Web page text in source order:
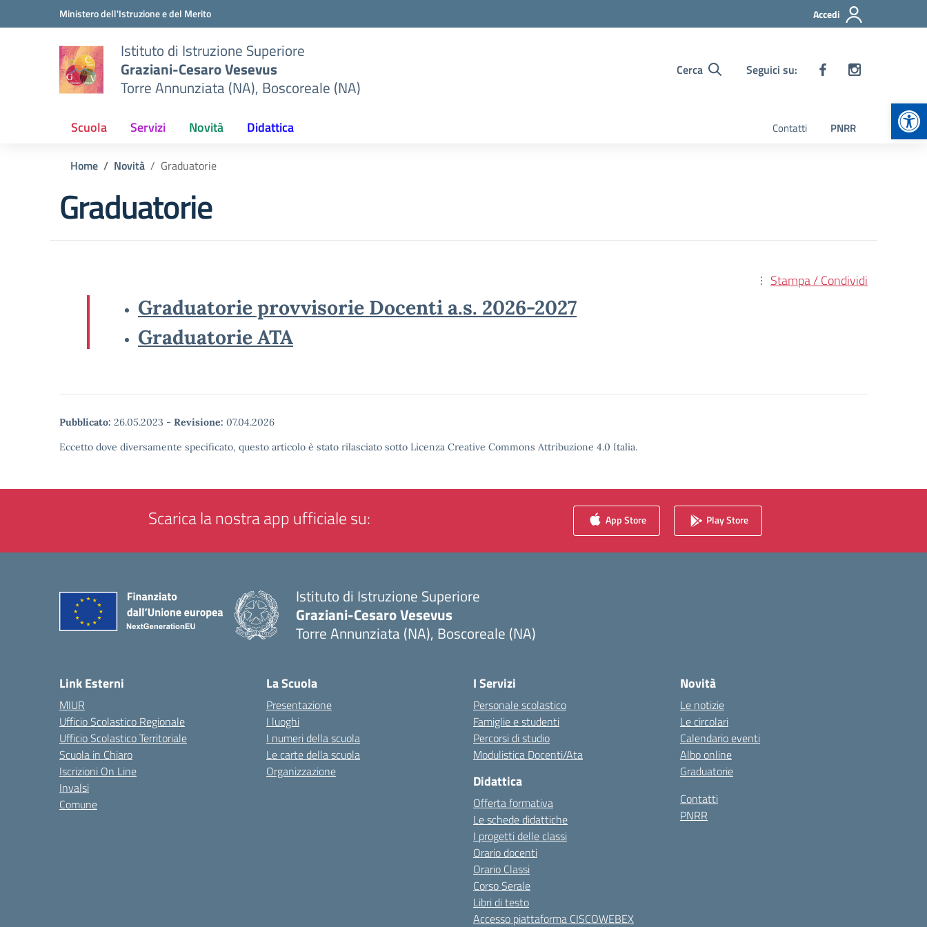
Vai ai contenuti
Vai al menu di navigazioneMinistero dell'Istruzione e del Merito Accedi
Istituto di Istruzione Superiore
Graziani-Cesaro Vesevus
Torre Annunziata (NA), Boscoreale (NA)
Cerca Seguici su:
Scuola Servizi Novità Didattica Contatti PNRR
Home Novità Graduatorie
Graduatorie
Stampa / Condividi
Graduatorie provvisorie Docenti a.s. 2026-2027
Graduatorie ATA
Pubblicato: 26.05.2023 - Revisione: 07.04.2026
Eccetto dove diversamente specificato, questo articolo è stato rilasciato sotto Licenza Creative Commons Attribuzione 4.0 Italia.
Scarica la nostra app ufficiale su: App Store Play Store
Istituto di Istruzione Superiore
Graziani-Cesaro Vesevus
Torre Annunziata (NA), Boscoreale (NA)
Link Esterni
MIUR
Ufficio Scolastico Regionale
Ufficio Scolastico Territoriale
Scuola in Chiaro
Iscrizioni On Line
Invalsi
Comune
La Scuola
Presentazione
I luoghi
I numeri della scuola
Le carte della scuola
Organizzazione
I Servizi
Personale scolastico
Famiglie e studenti
Percorsi di studio
Modulistica Docenti/Ata
Didattica
Offerta formativa
Le schede didattiche
I progetti delle classi
Orario docenti
Orario Classi
Corso Serale
Libri di testo
Accesso piattaforma CISCOWEBEX
Novità
Le notizie
Le circolari
Calendario eventi
Albo online
Graduatorie
Contatti
PNRR